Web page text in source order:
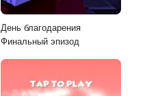
День благодарения
Финальный эпизод